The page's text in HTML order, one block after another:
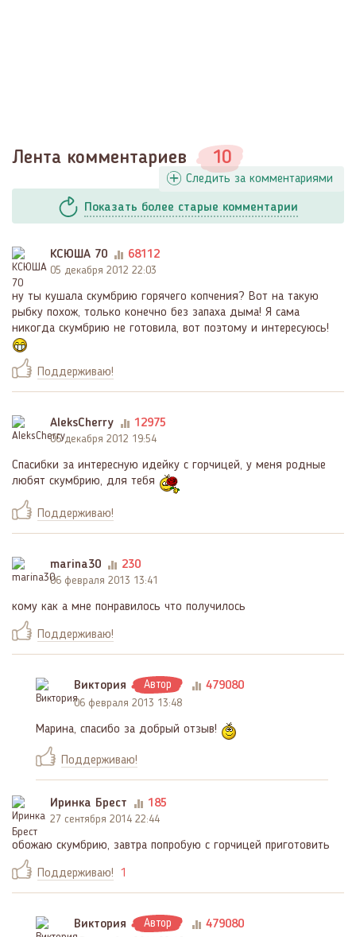
Лента комментариев 10
Следить за комментариями
Показать более старые комментарии
КСЮША 70 68112
05 декабря 2012 22:03
ну ты кушала скумбрию горячего копчения? Вот на такую
рыбку похож, только конечно без запаха дыма! Я сама
никогда скумбрию не готовила, вот поэтому и интересуюсь!
Поддерживаю!
AleksCherry 12975
06 декабря 2012 19:54
Спасибки за интересную идейку с горчицей, у меня родные
любят скумбрию, для тебя
Поддерживаю!
marina30 230
06 февраля 2013 13:41
кому как а мне понравилось что получилось
Поддерживаю!
Виктория Автор 479080
06 февраля 2013 13:48
Марина, спасибо за добрый отзыв!
Поддерживаю!
Иринка Брест 185
27 сентября 2014 22:44
обожаю скумбрию, завтра попробую с горчицей приготовить
Поддерживаю! 1
Виктория Автор 479080